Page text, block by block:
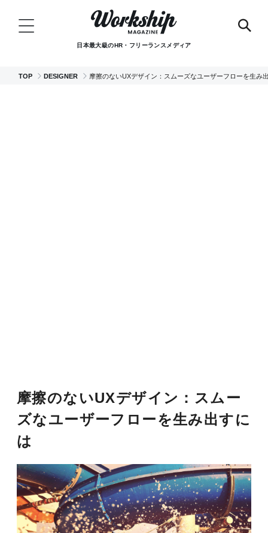
日本最大級のHR・フリーランスメディア
TOP DESIGNER 摩擦のないUXデザイン：スムーズなユーザーフローを生み
摩擦のないUXデザイン：スムー
ズなユーザーフローを生み出すに
は